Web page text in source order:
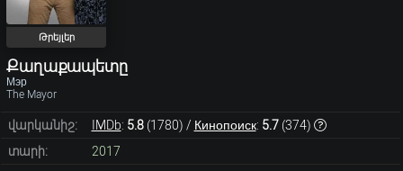
Թրեյլեր
Քաղաքապետը
Мэр
The Mayor
վարկանիշ: IMDb: 5.8(1780) / Кинопоиск: 5.7(374)
տարի:
2017